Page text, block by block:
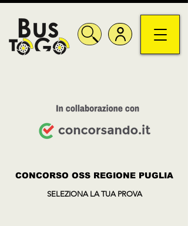
CONCORSO OSS REGIONE PUGLIA
SELEZIONA LA TUA PROVA